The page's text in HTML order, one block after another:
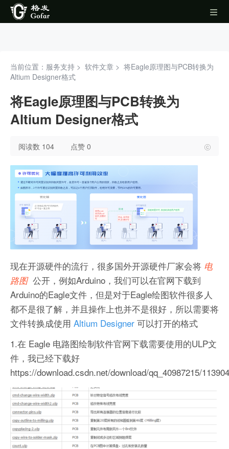
当前位置：服务支持 > 软件文章 > 将Eagle原理图与PCB转换为
Altium Designer格式
将Eagle原理图与PCB转换为
Altium Designer格式
阅读数 104 点赞 0
现在开源硬件的流行，很多国外开源硬件厂家会将 电
路图 公开，例如Arduino，我们可以在官网下载到
Arduino的Eagle文件，但是对于Eagle绘图软件很多人
都不是很了解，并且操作上也并不是很好，所以需要将
文件转换成使用 Altium Designer 可以打开的格式
1.在 Eagle 电路图绘制软件官网下载需要使用的ULP文
件，我已经下载好
https://download.csdn.net/download/qq_40987215/